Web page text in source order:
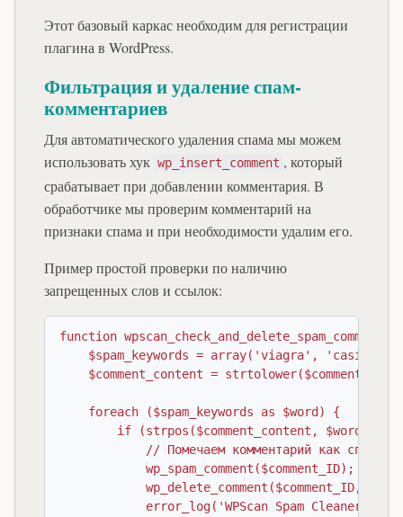
Этот базовый каркас необходим для регистрации
плагина в WordPress.
Фильтрация и удаление спам-
комментариев
Для автоматического удаления спама мы можем
использовать хук wp_insert_comment , который
срабатывает при добавлении комментария. В
обработчике мы проверим комментарий на
признаки спама и при необходимости удалим его.
Пример простой проверки по наличию
запрещенных слов и ссылок:
function
$spam_keywords = array('viagra', 'casino',
$comment_content =
    foreach ($spam_keywords as $word) {
if (strpos($comment_content, $word) !==
// Помечаем комментарий как спам и
            wp_spam_comment($comment_ID);
wp_delete_comment($comment_ID,
error_log('WPScan Spam Cleaner: